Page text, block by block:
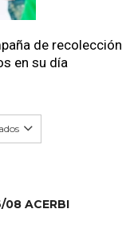
de recolección
en su día
08 ACERBI